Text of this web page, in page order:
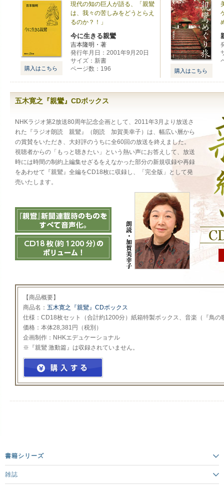
現代の知の巨人が語る、「親鸞
は、我々の苦しみをどうとらえ
るのか？！」
今に生きる親鸞
吉本隆明・著
発行年月日：2001年9月20日
サイズ：新書
ページ数：196
購入はこちら 購入はこちら
五木寛之『親鸞』CDボックス
NHKラジオ第2放送80周年記念企画として、2011年3月より放送さ
れた『ラジオ朗読 親鸞』（朗読 加賀美幸子）は、幅広い層から
の賞賛をいただき、大好評のうちに全60回の放送を終えました。
視聴者からの「もっと聴きたい」という熱い声にお答えして、放送
時には時間の制約上編集せざるをえなかった部分の新規収録や再録
をあわせて『親鸞』全編をCD18枚に収録し、「完全版」として発
売いたします。
【商品概要】
商品名： 五木寛之『親鸞』CDボックス
仕様：CD18枚セット（合計約1200分）紙箱特製ボックス、音楽（『鳥
価格：本体28,381円（税別）
企画制作：NHKエデュケーショナル
※『親鸞 激動篇』は収録されていません。
書籍シリーズ
雑誌